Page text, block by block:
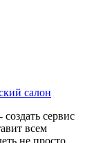
салон
создать сервис
всем
не просто